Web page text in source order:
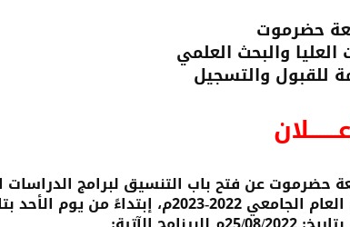
حضرموت
العليا والبحث العلمي
للقبول والتسجيل
حضرموت عن فتح باب التنسيق لبرامج الدراسات
(الماجستير + الدكتوراة) على الفصل الأول من العام الجامعي 2022-2023م، إبتداءً من